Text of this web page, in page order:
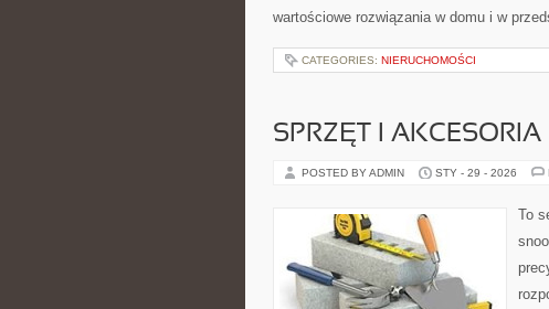
wartościowe rozwiązania w domu i w
CATEGORIES: NIERUCHOMOŚCI
SPRZĘT I AKCESORIA
POSTED BY ADMIN STY - 29 - 2026
To